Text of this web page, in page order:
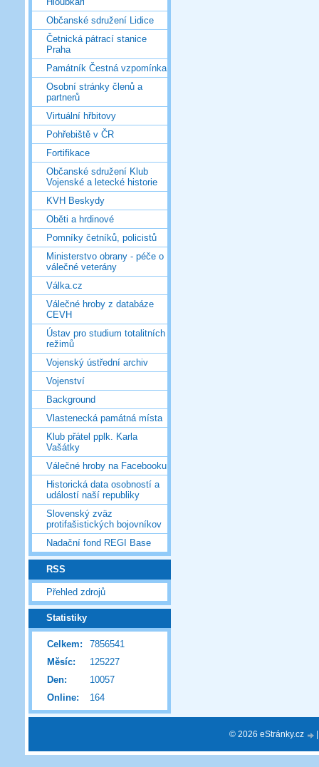
Občanské sdružení Lidice
Četnická pátrací stanice
Praha
Památník Čestná vzpomínka
Osobní stránky členů a
partnerů
Virtuální hřbitovy
Pohřebiště v ČR
Fortifikace
Občanské sdružení Klub
Vojenské a letecké historie
KVH Beskydy
Oběti a hrdinové
Pomníky četníků, policistů
Ministerstvo obrany - péče o
válečné veterány
Válka.cz
Válečné hroby z databáze
CEVH
Ústav pro studium totalitních
režimů
Vojenský ústřední archiv
Vojenství
Background
Vlastenecká památná místa
Klub přátel pplk. Karla
Vašátky
Válečné hroby na Facebooku
Historická data osobností a
událostí naší republiky
Slovenský zväz
protifašistických bojovníkov
Nadační fond REGI Base
RSS
Přehled zdrojů
Statistiky
Online: 164
Celkem:
7856541
Měsíc:
125227
Den:
10057
© 2026 eStránky.cz